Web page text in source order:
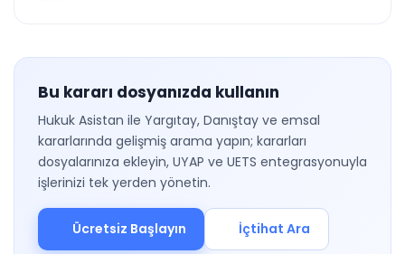
Bu kararı dosyanızda kullanın
Hukuk Asistan ile Yargıtay, Danıştay ve emsal
kararlarında gelişmiş arama yapın; kararları
dosyalarınıza ekleyin, UYAP ve UETS entegrasyonuyla
işlerinizi tek yerden yönetin.
Ücretsiz Başlayın İçtihat Ara